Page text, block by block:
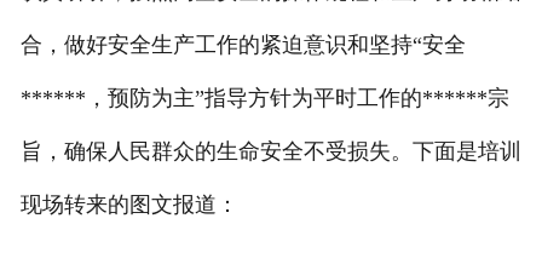
合，做好安全生产工作的紧迫意识和坚持“安全
******，预防为主”指导方针为平时工作的******宗
旨，确保人民群众的生命安全不受损失。下面是培训
现场转来的图文报道：